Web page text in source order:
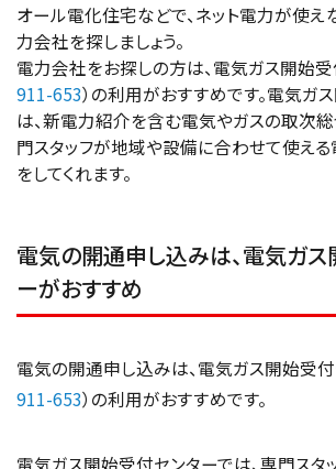
オール電化住宅などで、ネット電力が使
力会社を探しましょう。
電力会社をお探しの方は、電気ガス開始受
911-653）の利用がおすすめです。電気ガ
は、新電力紹介を含む電気やガスの取次総
門スタッフが地域や設備に合わせて使え
をしてくれます。
電気の開通申し込みは、電気ガ
ーがおすすめ
電気の開通申し込みは、電気ガス開始受付
911-653）の利用がおすすめです。
電気ガス開始受付センターでは、専門スタ